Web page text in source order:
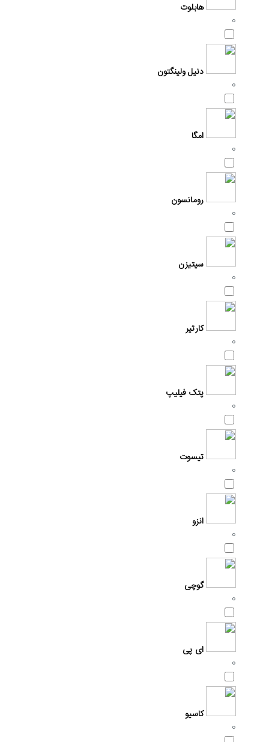
هابلوت
0
دنیل ولینگتون
0
امگا
0
رومانسون
0
سیتیزن
0
کارتیر
0
پتک فیلیپ
0
تیسوت
0
انزو
0
گوچی
0
ای پی
0
کاسیو
0